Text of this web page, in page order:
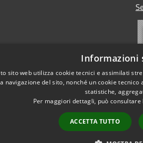
Informazioni
sito web utilizza cookie tecnici e assimilati
navigazione del sito, nonché un cookie
statistiche,
Per maggiori dettagli, può
ACCETTA TUTTO